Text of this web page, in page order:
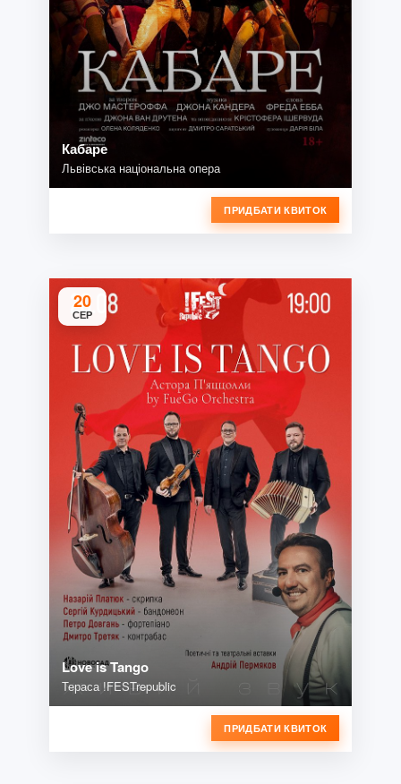
Кабаре
Львівська національна опера
ПРИДБАТИ КВИТОК
20
СЕР
Love is Tango
Тераса !FESTrepublic
ПРИДБАТИ КВИТОК